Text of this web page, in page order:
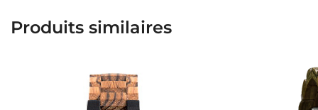
Produits similaires